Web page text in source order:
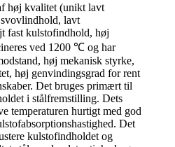
høj kvalitet (unikt lavt
lavt
fast kulstofindhold, høj
ved 1200 ℃ og har
høj mekanisk styrke,
høj genvindingsgrad for rent
Det bruges primært til
i stålfremstilling. Dets
temperaturen hurtigt med god
Det
kulstofindholdet og